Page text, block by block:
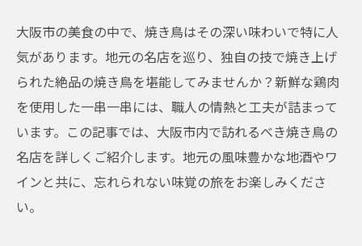
大阪市の美食の中で、焼き鳥はその深い味わいで特に人
気があります。地元の名店を巡り、独自の技で焼き上げ
られた絶品の焼き鳥を堪能してみませんか？新鮮な鶏肉
を使用した一串一串には、職人の情熱と工夫が詰まって
います。この記事では、大阪市内で訪れるべき焼き鳥の
名店を詳しくご紹介します。地元の風味豊かな地酒やワ
インと共に、忘れられない味覚の旅をお楽しみくださ
い。